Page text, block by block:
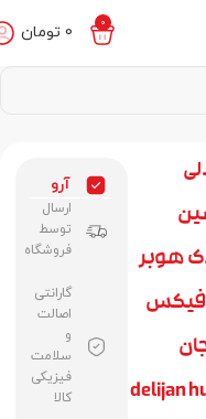
0
0 تومان
هوبر
delijan
آرو
ارسال
توسط
فروشگاه
گارانتی
اصالت
و
سلامت
فیزیکی
کالا